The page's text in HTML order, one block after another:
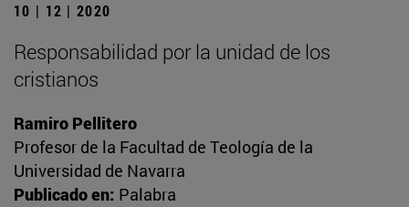
10 | 12 | 2020
Responsabilidad por la unidad de los
cristianos
Ramiro Pellitero
Profesor de la Facultad de Teología de la
Universidad de Navarra
Publicado en: Palabra